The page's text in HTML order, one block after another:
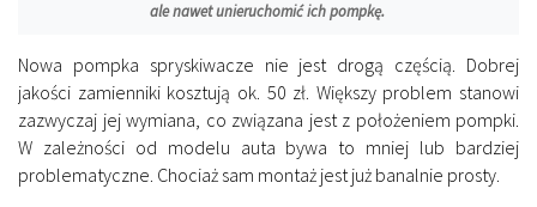
ale nawet unieruchomić ich pompkę.
Nowa pompka spryskiwacze nie jest drogą częścią. Dobrej
jakości zamienniki kosztują ok. 50 zł. Większy problem stanowi
zazwyczaj jej wymiana, co związana jest z położeniem pompki.
W zależności od modelu auta bywa to mniej lub bardziej
problematyczne. Chociaż sam montaż jest już banalnie prosty.